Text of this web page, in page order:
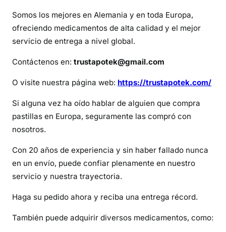
y
v
s
e
Somos los mejores en Alemania y en toda Europa,
ofreciendo medicamentos de alta calidad y el mejor
servicio de entrega a nivel global.
Contáctenos en: trustapotek@gmail.com
O visite nuestra página web: https://trustapotek.com/
Si alguna vez ha oído hablar de alguien que compra
pastillas en Europa, seguramente las compró con
nosotros.
Con 20 años de experiencia y sin haber fallado nunca
en un envío, puede confiar plenamente en nuestro
servicio y nuestra trayectoria.
Haga su pedido ahora y reciba una entrega récord.
También puede adquirir diversos medicamentos, como: